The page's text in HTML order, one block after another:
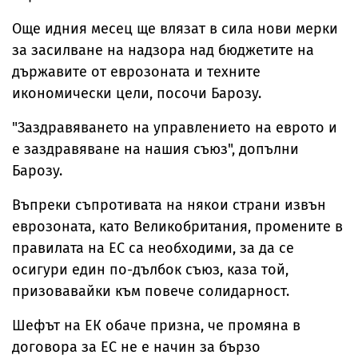
Още идния месец ще влязат в сила нови мерки
за засилване на надзора над бюджетите на
държавите от еврозоната и техните
икономически цели, посочи Барозу.
"Заздравяването на управлението на еврото и
е заздравяване на нашия съюз", допълни
Барозу.
Въпреки съпротивата на някои страни извън
еврозоната, като Великобритания, промените в
правилата на ЕС са необходими, за да се
осигури един по-дълбок съюз, каза той,
призовавайки към повече солидарност.
Шефът на ЕК обаче призна, че промяна в
договора за ЕС не е начин за бързо